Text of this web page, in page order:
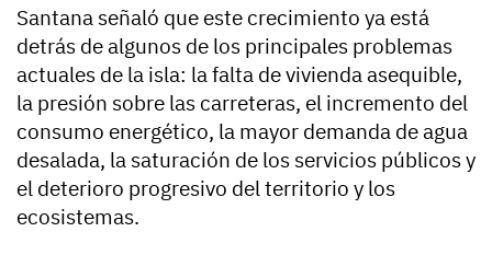
Santana señaló que este crecimiento ya está
detrás de algunos de los principales problemas
actuales de la isla: la falta de vivienda asequible,
la presión sobre las carreteras, el incremento del
consumo energético, la mayor demanda de agua
desalada, la saturación de los servicios públicos y
el deterioro progresivo del territorio y los
ecosistemas.